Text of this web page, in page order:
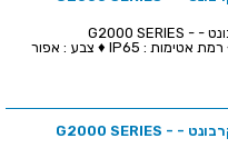
קופסת זיווד מפוליקרבונט - G2000 SERIES -
222X146X55MM ♦ רמת אטימות : IP65 ♦ צבע : אפור
קופסת זיווד מפוליקרבונט - G2000 SERIES -